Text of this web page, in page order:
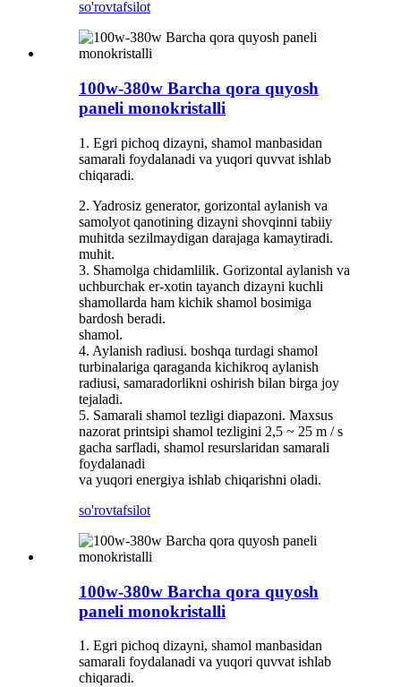
so'rovtafsilot
100w-380w Barcha qora quyosh
paneli monokristalli
1. Egri pichoq dizayni, shamol manbasidan
samarali foydalanadi va yuqori quvvat ishlab
chiqaradi.
2. Yadrosiz generator, gorizontal aylanish va
samolyot qanotining dizayni shovqinni tabiiy
muhitda sezilmaydigan darajaga kamaytiradi.
muhit.
3. Shamolga chidamlilik. Gorizontal aylanish va
uchburchak er-xotin tayanch dizayni kuchli
shamollarda ham kichik shamol bosimiga
bardosh beradi.
shamol.
4. Aylanish radiusi. boshqa turdagi shamol
turbinalariga qaraganda kichikroq aylanish
radiusi, samaradorlikni oshirish bilan birga joy
tejaladi.
5. Samarali shamol tezligi diapazoni. Maxsus
nazorat printsipi shamol tezligini 2,5 ~ 25 m / s
gacha sarfladi, shamol resurslaridan samarali
foydalanadi
va yuqori energiya ishlab chiqarishni oladi.
so'rovtafsilot
100w-380w Barcha qora quyosh
paneli monokristalli
1. Egri pichoq dizayni, shamol manbasidan
samarali foydalanadi va yuqori quvvat ishlab
chiqaradi.